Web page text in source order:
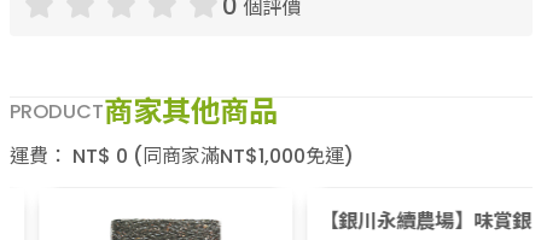
個評價
PRODUCT商家其他商品
運費： NT$ 0 (同商家滿NT$1,000免運)